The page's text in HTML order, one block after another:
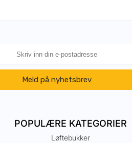
Meld på nyhetsbrev
POPULÆRE KATEGORIER
Løftebukker